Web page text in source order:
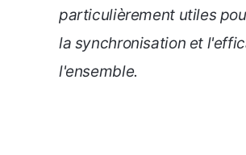
particulièrement utiles
la synchronisation et
l'ensemble.